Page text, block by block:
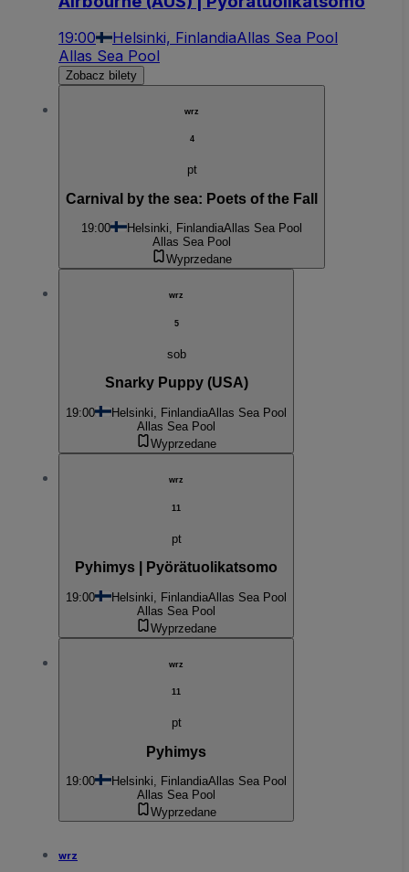
19:00 Helsinki, FinlandiaAllas Sea Pool
Allas Sea Pool
Zobacz bilety
wrz
4
pt
Carnival by the sea: Poets of the Fall
19:00 Helsinki, FinlandiaAllas Sea Pool
Allas Sea Pool
Wyprzedane
wrz
5
sob
Snarky Puppy (USA)
19:00 Helsinki, FinlandiaAllas Sea Pool
Allas Sea Pool
Wyprzedane
wrz
11
pt
Pyhimys | Pyörätuolikatsomo
19:00 Helsinki, FinlandiaAllas Sea Pool
Allas Sea Pool
Wyprzedane
wrz
11
pt
Pyhimys
19:00 Helsinki, FinlandiaAllas Sea Pool
Allas Sea Pool
Wyprzedane
wrz